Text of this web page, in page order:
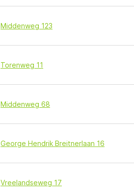
Middenweg 123
Torenweg 11
Middenweg 68
George Hendrik Breitnerlaan 16
Vreelandseweg 17